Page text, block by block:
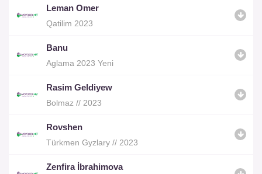
Leman Omer
Qatilim 2023
Banu
Aglama 2023 Yeni
Rasim Geldiyew
Bolmaz // 2023
Rovshen
Türkmen Gyzlary // 2023
Zenfira İbrahimova